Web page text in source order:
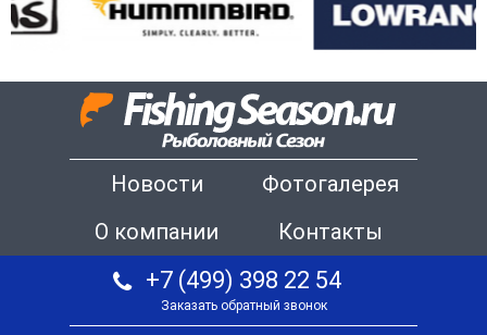
Новости
Фотогалерея
О компании
Контакты
+7 (499) 398 22 54
Заказать обратный звонок